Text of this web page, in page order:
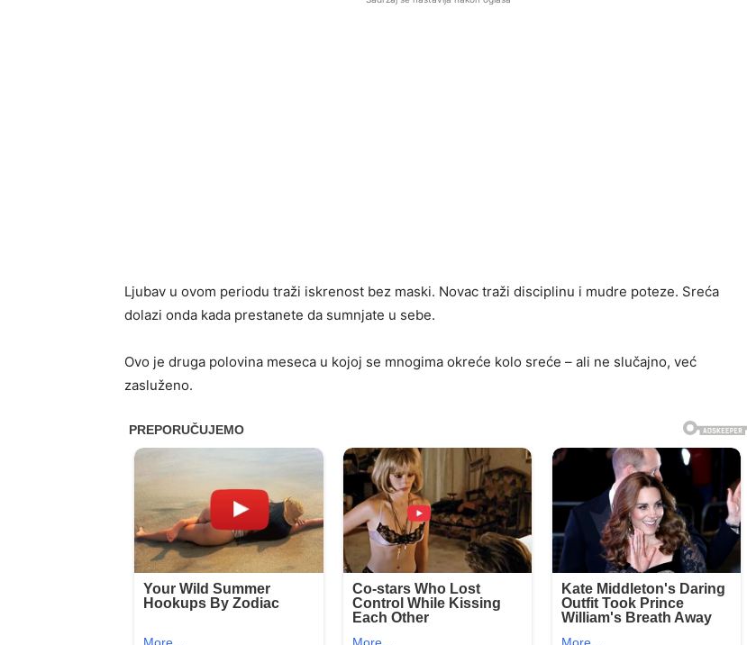
Ljubav u ovom periodu traži iskrenost bez maski. Novac traži disciplinu i mudre poteze. Sreća
dolazi onda kada prestanete da sumnjate u sebe.
Ovo je druga polovina meseca u kojoj se mnogima okreće kolo sreće – ali ne slučajno, već
zasluženo.